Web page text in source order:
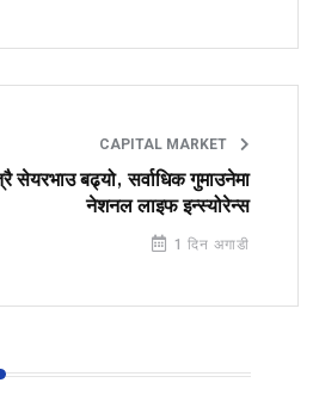
CAPITAL MARKET
सेयरभाउ बढ्यो, सर्वाधिक गुमाउनेमा
नेशनल लाइफ इन्स्योरेन्स
1 दिन अगाडी